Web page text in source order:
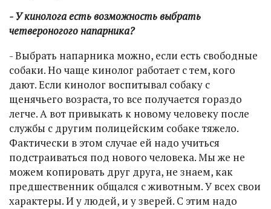
- У кинолога есть возможность выбрать
четвероногого напарника?
- Выбрать напарника можно, если есть свободные
собаки. Но чаще кинолог работает с тем, кого
дают. Если кинолог воспитывал собаку с
щенячьего возраста, то все получается гораздо
легче. А вот привыкать к новому человеку после
службы с другим полицейским собаке тяжело.
Фактически в этом случае ей надо учиться
подстраиваться под нового человека. Мы же не
можем копировать друг друга, не знаем, как
предшественник общался с животным. У всех свои
характеры. И у людей, и у зверей. С этим надо